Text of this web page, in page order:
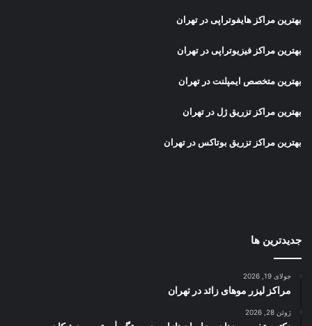
بهترین مراکز هایفوتراپی در تهران
بهترین مراکز فیزیوتراپی در تهران
بهترین متخصص ایمپلنت در تهران
بهترین مراکز تزریق ژل در تهران
بهترین مراکز تزریق بوتاکس در تهران
جدیدترین ها
جولای 19, 2026
مراکز لیزر موهای زائد در تهران
ژوئن 28, 2026